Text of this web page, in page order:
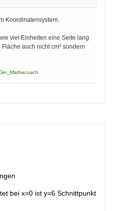
Koordinatensystem.
viel Einheiten eine Seite lang
auch nicht cm² sondern
bei x=0 ist y=6 Schnittpunkt